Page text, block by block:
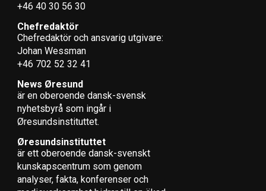
+46 40 30 56 30
Chefredaktör
Chefredaktör och ansvarig utgivare:
Johan Wessman
+46 702 52 32 41
News Øresund
är en oberoende dansk-svensk
nyhets­byrå som ingår i
Øresundsinstituttet.
Øresundsinstituttet
är ett oberoende dansk-svenskt
kunskapscentrum som genom
analyser, fakta, konferenser och